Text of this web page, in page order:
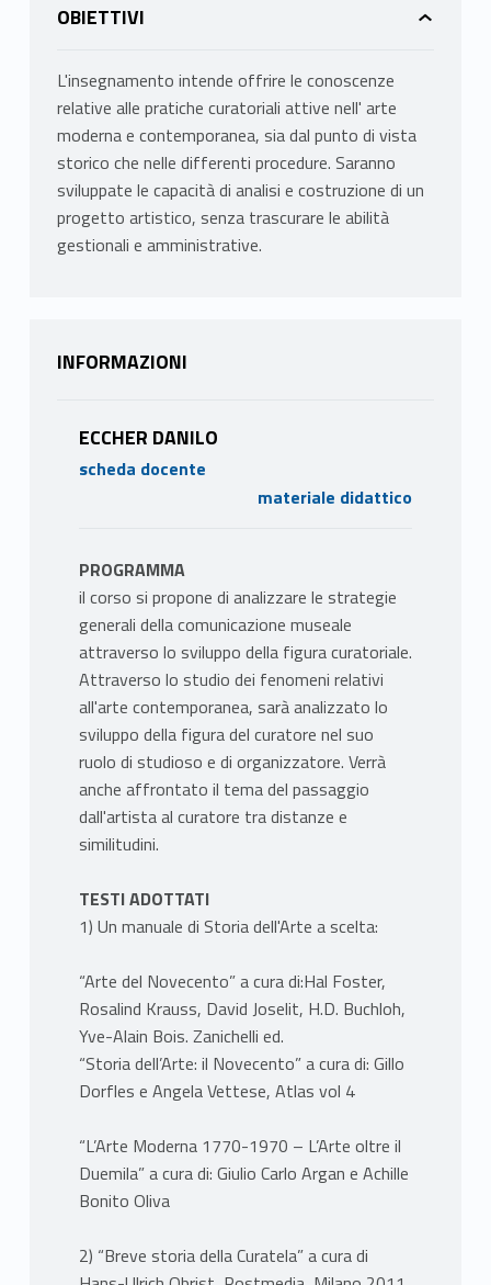
OBIETTIVI
L'insegnamento intende offrire le conoscenze
relative alle pratiche curatoriali attive nell' arte
moderna e contemporanea, sia dal punto di vista
storico che nelle differenti procedure. Saranno
sviluppate le capacità di analisi e costruzione di un
progetto artistico, senza trascurare le abilità
gestionali e amministrative.
INFORMAZIONI
ECCHER DANILO
scheda docente
materiale didattico
PROGRAMMA
il corso si propone di analizzare le strategie
generali della comunicazione museale
attraverso lo sviluppo della figura curatoriale.
Attraverso lo studio dei fenomeni relativi
all'arte contemporanea, sarà analizzato lo
sviluppo della figura del curatore nel suo
ruolo di studioso e di organizzatore. Verrà
anche affrontato il tema del passaggio
dall'artista al curatore tra distanze e
similitudini.
TESTI ADOTTATI
1) Un manuale di Storia dell'Arte a scelta:
“Arte del Novecento” a cura di:Hal Foster,
Rosalind Krauss, David Joselit, H.D. Buchloh,
Yve-Alain Bois. Zanichelli ed.
“Storia dell’Arte: il Novecento” a cura di: Gillo
Dorfles e Angela Vettese, Atlas vol 4
“L’Arte Moderna 1770-1970 – L’Arte oltre il
Duemila” a cura di: Giulio Carlo Argan e Achille
Bonito Oliva
2) “Breve storia della Curatela” a cura di